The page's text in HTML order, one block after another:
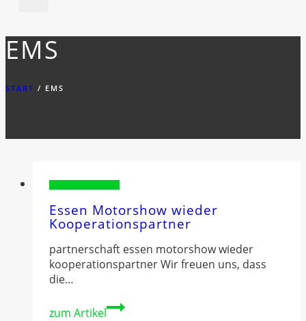
EMS
START / EMS
Essen Motorshow wieder
Kooperationspartner
partnerschaft essen motorshow wieder
kooperationspartner Wir freuen uns, dass
die…
zum Artikel
Essen